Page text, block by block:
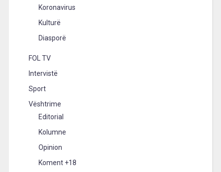
Koronavirus
Kulturë
Diasporë
FOL TV
Intervistë
Sport
Vështrime
Editorial
Kolumne
Opinion
Koment +18